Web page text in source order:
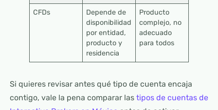
CFDs
Depende de
disponibilidad
por entidad,
producto y
residencia
Producto
complejo, no
adecuado
para todos
Si quieres revisar antes qué tipo de cuenta encaja
contigo, vale la pena comparar las tipos de cuentas de